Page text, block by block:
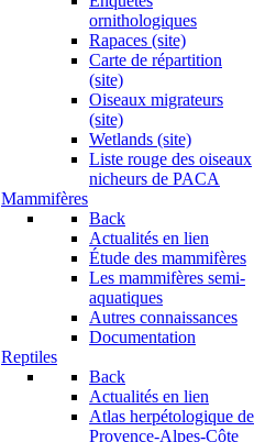
ornithologiques
Rapaces (site)
Carte de répartition
(site)
Oiseaux migrateurs
(site)
Wetlands (site)
Liste rouge des oiseaux
nicheurs de PACA
Mammifères
Back
Actualités en lien
Étude des mammifères
Les mammifères semi-
aquatiques
Autres connaissances
Documentation
Reptiles
Back
Actualités en lien
Atlas herpétologique de
Provence-Alpes-Côte